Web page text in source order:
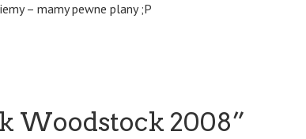
– mamy pewne plany ;P
Woodstock 2008”